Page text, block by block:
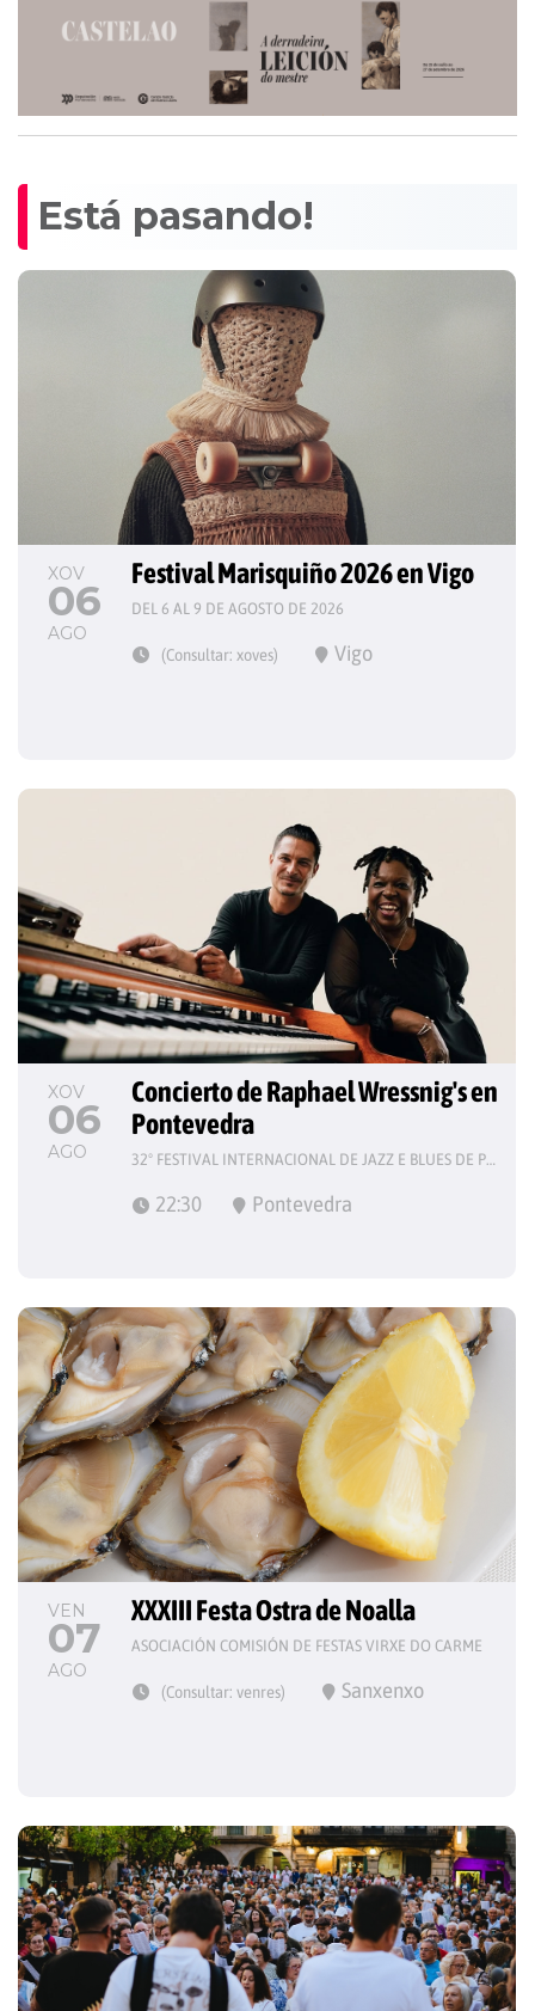
Está pasando!
XOV
06
AGO
Festival Marisquiño 2026 en Vigo
DEL 6 AL 9 DE AGOSTO DE 2026
(Consultar: xoves) Vigo
XOV
06
AGO
Concierto de Raphael Wressnig's en
Pontevedra
32º FESTIVAL INTERNACIONAL DE JAZZ E BLUES DE PONTEVEDRA
22:30 Pontevedra
VEN
07
AGO
XXXIII Festa Ostra de Noalla
ASOCIACIÓN COMISIÓN DE FESTAS VIRXE DO CARME
(Consultar: venres) Sanxenxo